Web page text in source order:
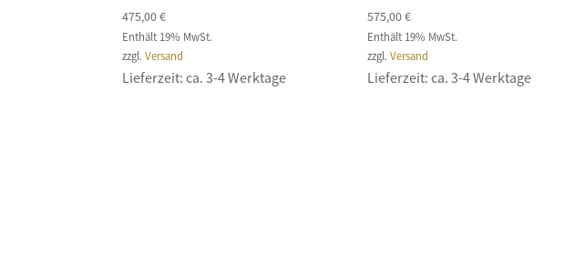
475,00€
Enthält 19% MwSt.
zzgl.Versand
Lieferzeit: ca. 3-4 Werktage
575,00€
Enthält 19% MwSt.
zzgl.Versand
Lieferzeit: ca. 3-4 Werktage